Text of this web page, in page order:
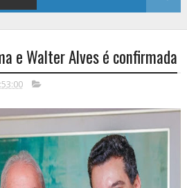
e Walter Alves é confirmada